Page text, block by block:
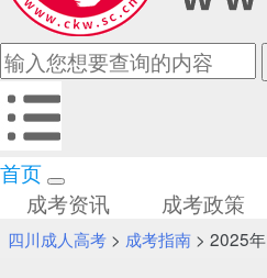
首页
成考资讯
成考政策
四川成人高考> 成考指南> 2025年‌‌‌‌